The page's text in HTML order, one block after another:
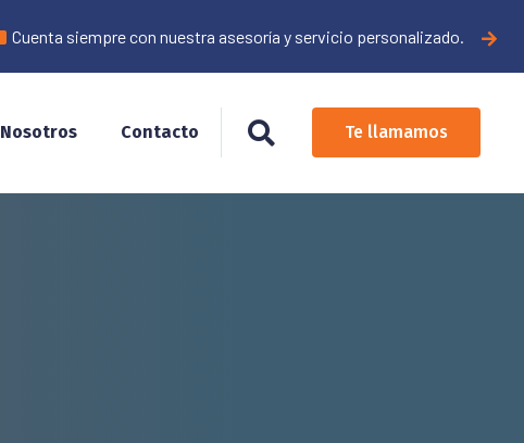
Cuenta siempre con nuestra asesoría y servicio personalizado.
Nosotros Contacto Te llamamos